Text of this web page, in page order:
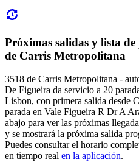
Próximas salidas y lista
de Carris Metropolitana
3518 de Carris Metropolitana -
De Figueira da servicio a 20
Lisbon, con primera salida desde
parada en Vale Figueira R Dr A
abajo para ver las próximas
y se mostrará la próxima salida
Puedes consultar el horario
en tiempo real en la aplicación.